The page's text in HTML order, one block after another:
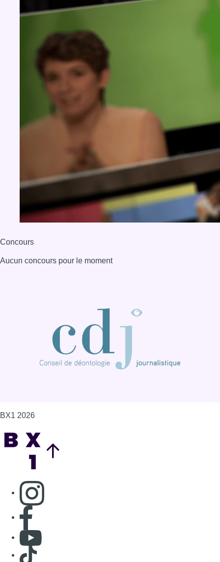
Concours
Aucun concours pour le moment
BX1 2026
Consulter page Instagram
Consulter page Facebook
Consulter Youtube
Consulter TikTok